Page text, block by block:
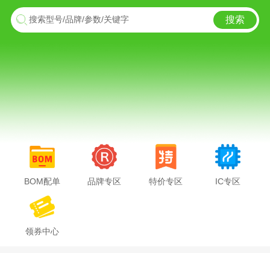
搜索型号/品牌/参数/关键字 搜索
BOM配单 品牌专区 特价专区 IC专区
领券中心